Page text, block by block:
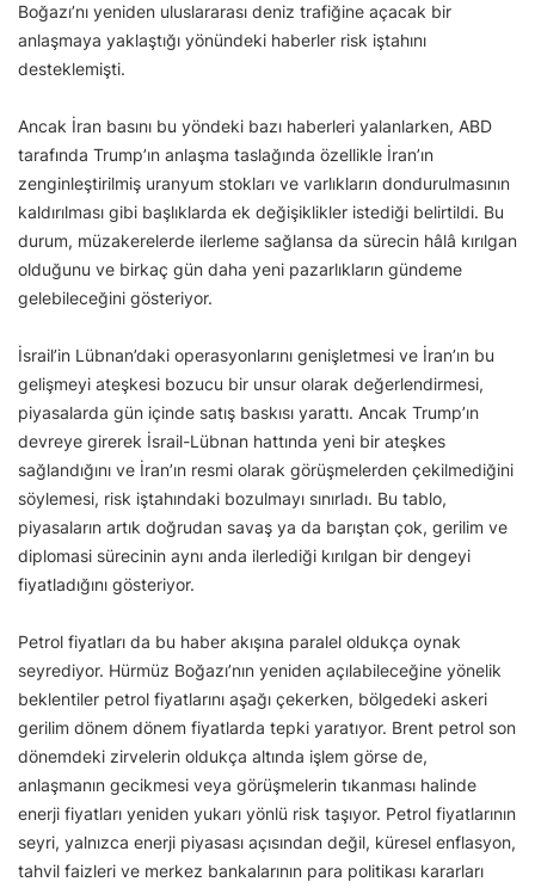
Boğazı’nı yeniden uluslararası deniz trafiğine açacak bir
anlaşmaya yaklaştığı yönündeki haberler risk iştahını
desteklemişti.
Ancak İran basını bu yöndeki bazı haberleri yalanlarken, ABD
tarafında Trump’ın anlaşma taslağında özellikle İran’ın
zenginleştirilmiş uranyum stokları ve varlıkların dondurulmasının
kaldırılması gibi başlıklarda ek değişiklikler istediği belirtildi. Bu
durum, müzakerelerde ilerleme sağlansa da sürecin hâlâ kırılgan
olduğunu ve birkaç gün daha yeni pazarlıkların gündeme
gelebileceğini gösteriyor.
İsrail’in Lübnan’daki operasyonlarını genişletmesi ve İran’ın bu
gelişmeyi ateşkesi bozucu bir unsur olarak değerlendirmesi,
piyasalarda gün içinde satış baskısı yarattı. Ancak Trump’ın
devreye girerek İsrail-Lübnan hattında yeni bir ateşkes
sağlandığını ve İran’ın resmi olarak görüşmelerden çekilmediğini
söylemesi, risk iştahındaki bozulmayı sınırladı. Bu tablo,
piyasaların artık doğrudan savaş ya da barıştan çok, gerilim ve
diplomasi sürecinin aynı anda ilerlediği kırılgan bir dengeyi
fiyatladığını gösteriyor.
Petrol fiyatları da bu haber akışına paralel oldukça oynak
seyrediyor. Hürmüz Boğazı’nın yeniden açılabileceğine yönelik
beklentiler petrol fiyatlarını aşağı çekerken, bölgedeki askeri
gerilim dönem dönem fiyatlarda tepki yaratıyor. Brent petrol son
dönemdeki zirvelerin oldukça altında işlem görse de,
anlaşmanın gecikmesi veya görüşmelerin tıkanması halinde
enerji fiyatları yeniden yukarı yönlü risk taşıyor. Petrol fiyatlarının
seyri, yalnızca enerji piyasası açısından değil, küresel enflasyon,
tahvil faizleri ve merkez bankalarının para politikası kararları